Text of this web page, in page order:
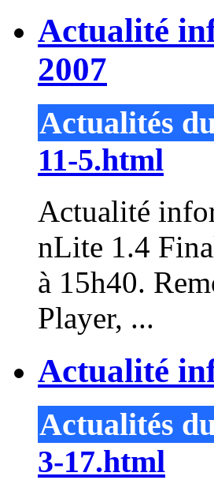
Actualité
2007
Actualités
11-5.html
Actualité
nLite 1.4
à 15h40.
Player, ...
Actualité
Actualités
3-17.html